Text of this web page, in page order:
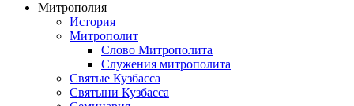
Митрополия
История
Митрополит
Слово Митрополита
Служения митрополита
Святые Кузбасса
Святыни Кузбасса